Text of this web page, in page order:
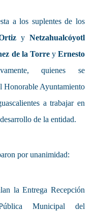
a los suplentes de los
y Netzahualcóyotl
de la TorreyErnesto
quienes se
Honorable Ayuntamiento
a trabajar en
de la entidad.
por unanimidad:
la Entrega Recepción
Municipal del